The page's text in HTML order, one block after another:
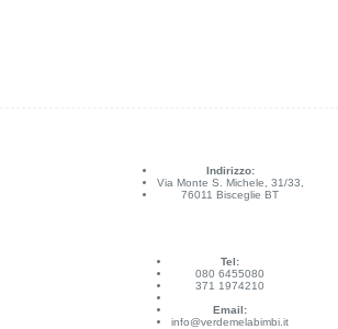
Indirizzo:
Via Monte S. Michele, 31/33,
76011 Bisceglie BT
Tel:
080 6455080
371 1974210
Email:
info@verdemelabimbi.it